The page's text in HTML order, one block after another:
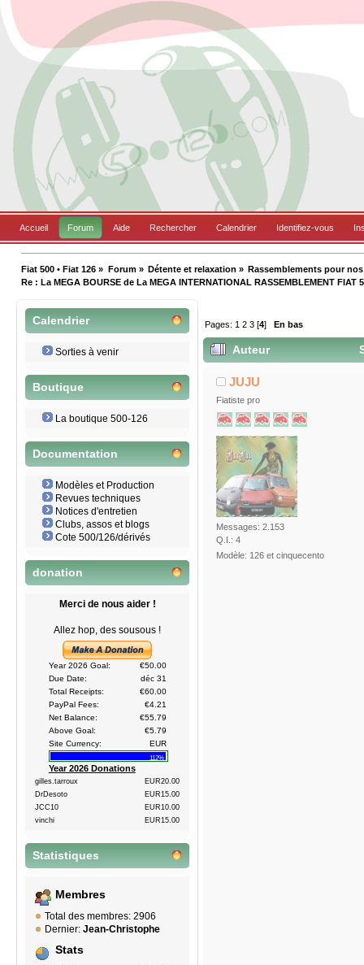
Accueil Forum Aide Rechercher Calendrier Identifiez-vous
Fiat 500 • Fiat 126 » Forum» Détente et relaxation » Rassemblements pour
Re : La MEGA BOURSE de La MEGA INTERNATIONAL RASSEMBLEMENT FIAT
Calendrier
Sorties à venir
Boutique
La boutique 500-126
Documentation
Modèles et Production
Revues techniques
Notices d'entretien
Clubs, assos et blogs
Cote 500/126/dérivés
donation
Merci de nous aider !
Allez hop, des sousous !
Year 2026 Goal:
€50.00
Due Date:
déc 31
Total Receipts:
€60.00
PayPal Fees:
€4.21
Net Balance:
€55.79
Above Goal:
€5.79
Site Currency:
EUR
112%
Year 2026 Donations
gilles.tarroux
EUR20.00
DrDesoto
EUR15.00
JCC10
EUR10.00
vinchi
EUR15.00
Statistiques
Membres
Total des membres: 2906
Dernier: Jean-Christophe
Stats
Pages: 1 2 3 [4] En bas
Auteur
RASSEMBLEMENT FIAT
JUJU
Fiatiste pro
Messages: 2.153
Q.I.: 4
Modèle: 126 et cinquecento